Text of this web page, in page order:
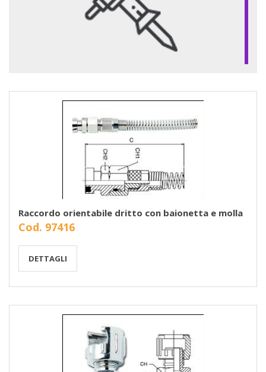
Raccordo orientabile dritto con baionetta e molla
Cod. 97416
DETTAGLI